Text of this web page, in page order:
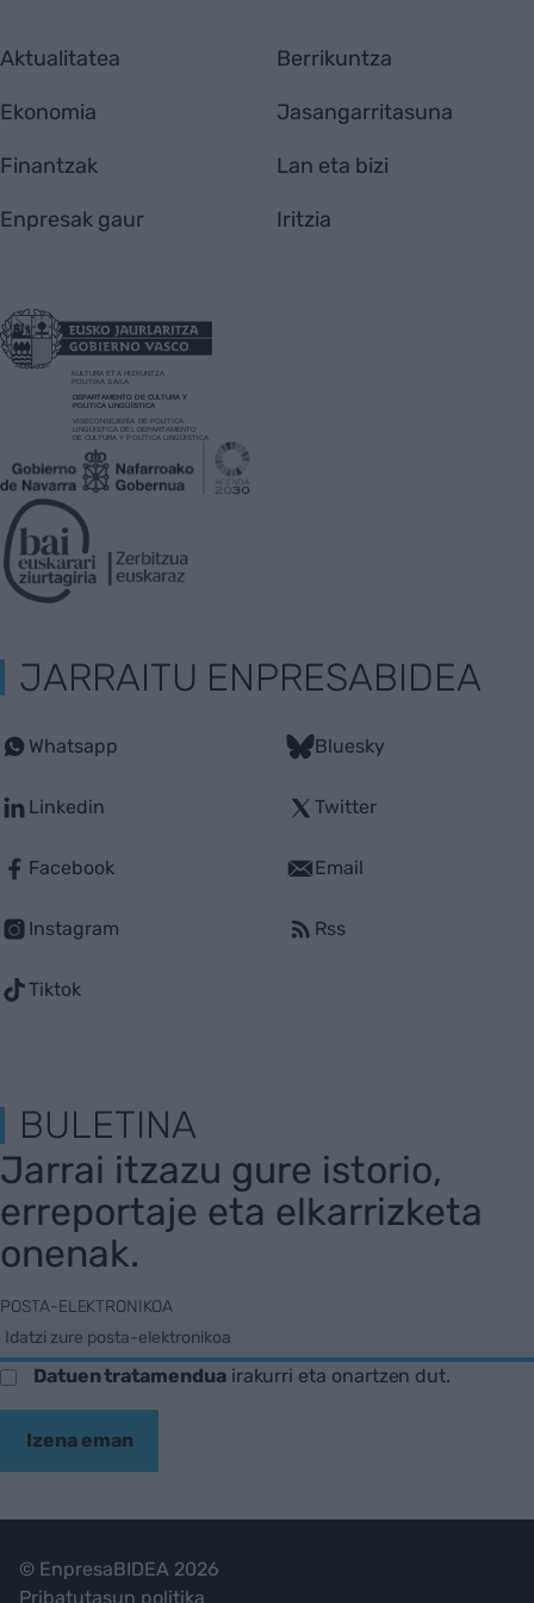
Aktualitatea
Ekonomia
Finantzak
Enpresak gaur
Berrikuntza
Jasangarritasuna
Lan eta bizi
Iritzia
JARRAITU ENPRESABIDEA
Whatsapp
Linkedin
Facebook
Instagram
Tiktok
Bluesky
Twitter
Email
Rss
BULETINA
Jarrai itzazu gure istorio,
erreportaje eta elkarrizketa
onenak.
POSTA-ELEKTRONIKOA
Datuen tratamenduairakurri eta onartzen dut.
Izena eman
© EnpresaBIDEA 2026
Pribatutasun politika